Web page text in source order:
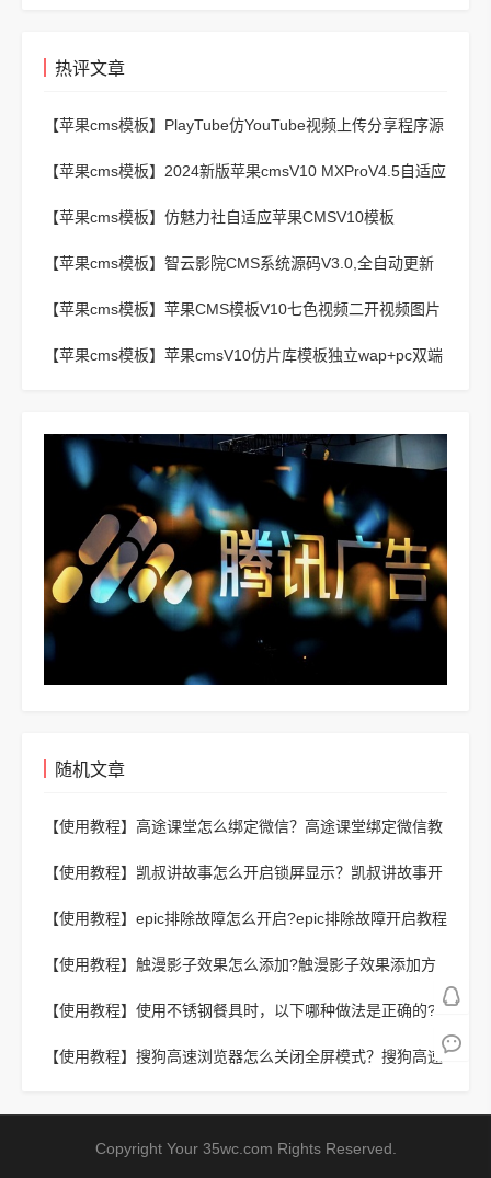
热评文章
【苹果cms模板】 PlayTube仿YouTube视频上传分享程序源
【苹果cms模板】 2024新版苹果cmsV10 MXProV4.5自适应
【苹果cms模板】 仿魅力社自适应苹果CMSV10模板
【苹果cms模板】 智云影院CMS系统源码V3.0,全自动更新
【苹果cms模板】 苹果CMS模板V10七色视频二开视频图片
【苹果cms模板】 苹果cmsV10仿片库模板独立wap+pc双端
随机文章
【使用教程】 高途课堂怎么绑定微信？高途课堂绑定微信教
【使用教程】 凯叔讲故事怎么开启锁屏显示？凯叔讲故事开
【使用教程】 epic排除故障怎么开启?epic排除故障开启教程
【使用教程】 触漫影子效果怎么添加?触漫影子效果添加方
【使用教程】 使用不锈钢餐具时，以下哪种做法是正确的?
【使用教程】 搜狗高速浏览器怎么关闭全屏模式？搜狗高速
Copyright Your 35wc.com Rights Reserved.